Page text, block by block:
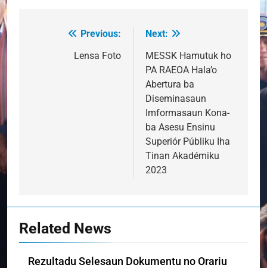
navigation
Previous:
Lensa Foto
Next:
MESSK Hamutuk ho
PA RAEOA Hala’o
Abertura ba
Diseminasaun
Imformasaun Kona-
ba Asesu Ensinu
Superiór Públiku Iha
Tinan Akadémiku
2023
Related News
Rezultadu Selesaun Dokumentu no Orariu